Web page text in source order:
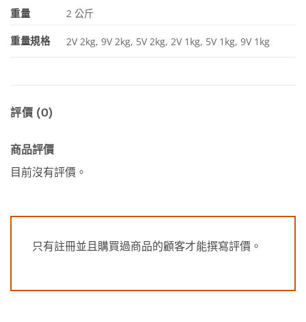
重量 2 公斤
重量規格 2V 2kg, 9V 2kg, 5V 2kg, 2V 1kg, 5V 1kg, 9V 1kg
評價 (0)
商品評價
目前沒有評價。
只有註冊並且購買過商品的顧客才能撰寫評價。